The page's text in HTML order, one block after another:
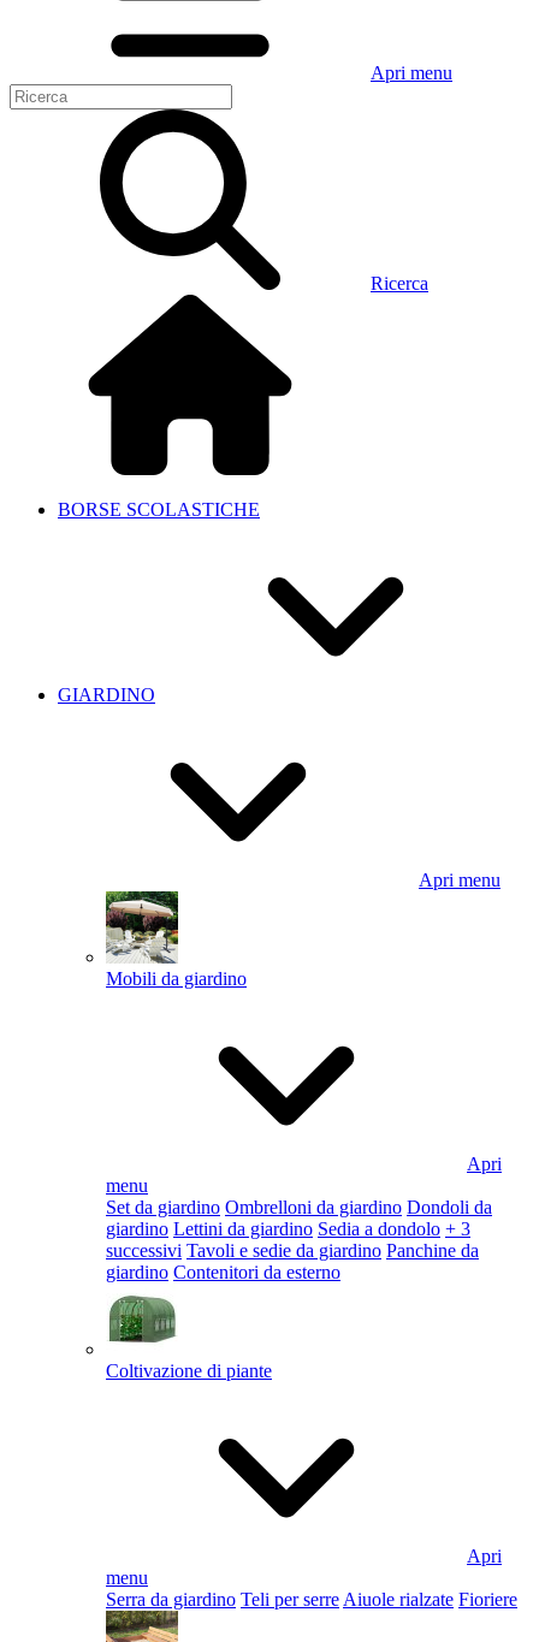
Apri menu
Ricerca
BORSE SCOLASTICHE
GIARDINO
Apri menu
Mobili da giardino
Apri
menu
Set da giardino Ombrelloni da giardino Dondoli da
giardino Lettini da giardino Sedia a dondolo + 3
successivi Tavoli e sedie da giardino Panchine da
giardino Contenitori da esterno
Coltivazione di piante
Apri
menu
Serra da giardino Teli per serre Aiuole rialzate Fioriere